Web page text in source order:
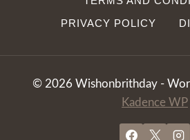
PRIVACY POLICY
© 2026 Wishonbrithday -
Kadence WP